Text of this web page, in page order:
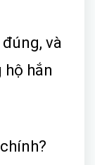
và
hộ hắn